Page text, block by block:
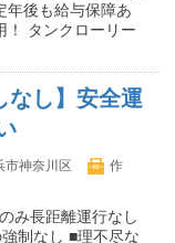
年後も給与保障あ
！ タンクローリー
なし】安全運
市神奈川区
作
み長距離運行なし
制なし ■理不尽な